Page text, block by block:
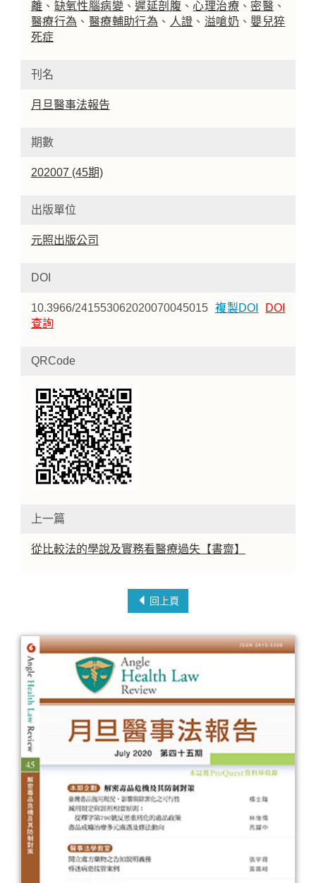
離 、 缺氧性腦病變 、遲延剖腹 、 心理治療 、 密醫 、
醫療行為 、 醫療輔助行為 、 人證 、 溢嗆奶 、 嬰兒猝
死症
刊名
月旦醫事法報告
期數
202007 (45期)
出版單位
元照出版公司
DOI
10.3966/241553062020070045015 複製DOI
DOI
查詢
QRCode
上一篇
從比較法的學說及實務看醫療過失【書齋】
回上頁